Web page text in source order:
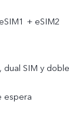
+ eSIM2
dual SIM y doble
espera